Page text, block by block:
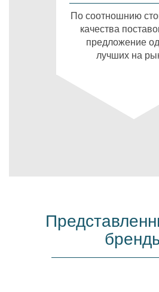
По соотношнию
качества
предложение
лучших на